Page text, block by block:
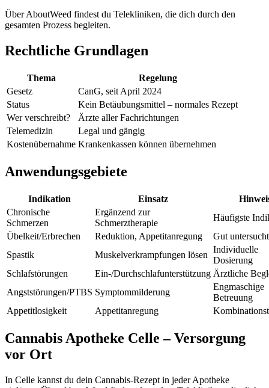
Über AboutWeed findest du Telekliniken, die dich durch den
gesamten Prozess begleiten.
Rechtliche Grundlagen
Thema
Regelung
Gesetz
CanG, seit April 2024
Status
Kein Betäubungsmittel – normales Rezept
Wer verschreibt?
Ärzte aller Fachrichtungen
Telemedizin
Legal und gängig
Kostenübernahme Krankenkassen können übernehmen
Anwendungsgebiete
Indikation Einsatz
Chronische
Schmerzen
Ergänzend zur
Schmerztherapie
Häufigste
Übelkeit/Erbrechen
Reduktion, Appetitanregung
Gut untersucht
Spastik
Muskelverkrampfungen lösen
Individuelle
Dosierung
Schlafstörungen
Ein-/Durchschlafunterstützung Ärztliche
Angststörungen/PTBS Symptommilderung
Engmaschige
Betreuung
Appetitlosigkeit
Appetitanregung
Cannabis Apotheke Celle – Versorgung
vor Ort
In Celle kannst du dein Cannabis-Rezept in jeder Apotheke